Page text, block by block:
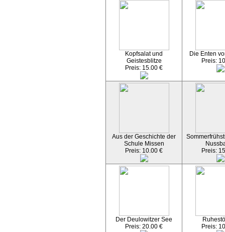
Kopfsalat und
Geistesblitze
Preis: 15.00 €
Die Enten
Preis:
Aus der Geschichte der
Schule Missen
Preis: 10.00 €
Preis:
Der Deulowitzer See
Preis: 20.00 €
Preis: